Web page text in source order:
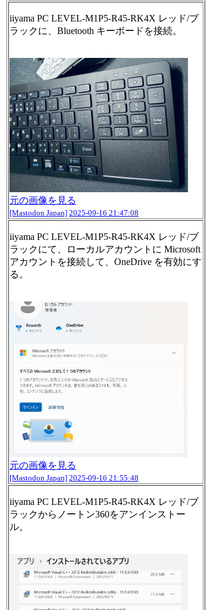
iiyama PC LEVEL-M1P5-R45-RK4X レッド/ブ
ラックに、Bluetooth キーボードを接続。
元の画像を見る
[Mastodon Japan] 2025-09-16 21:47:08
iiyama PC LEVEL-M1P5-R45-RK4X レッド/ブ
ラックにて、ローカルアカウントに Microsoft
アカウントを接続して、OneDrive を有効にす
る。
元の画像を見る
[Mastodon Japan] 2025-09-16 21:55:48
iiyama PC LEVEL-M1P5-R45-RK4X レッド/ブ
ラックからノートン360をアンインストー
ル。